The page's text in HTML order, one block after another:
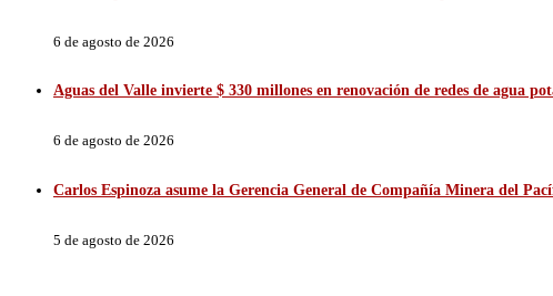
6 de agosto de 2026
Aguas del Valle invierte $ 330 millones en renovación de redes de agua
6 de agosto de 2026
Carlos Espinoza asume la Gerencia General de Compañía Minera del
5 de agosto de 2026